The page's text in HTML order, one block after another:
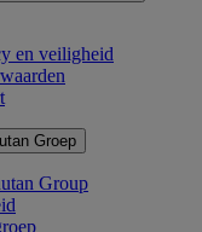
en veiligheid
Groep
Group